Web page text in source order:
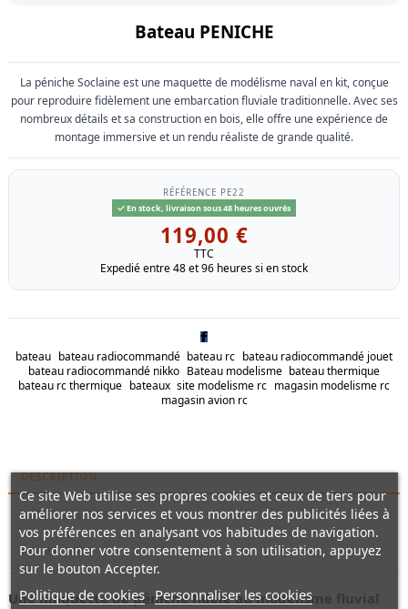
Bateau PENICHE
La péniche Soclaine est une maquette de modélisme naval en kit, conçue
pour reproduire fidèlement une embarcation fluviale traditionnelle. Avec ses
nombreux détails et sa construction en bois, elle offre une expérience de
montage immersive et un rendu réaliste de grande qualité.
RÉFÉRENCE PE22
En stock, livraison sous 48 heures ouvrés
119,00 €
TTC
Expedié entre 48 et 96 heures si en stock
bateau bateau radiocommandé bateau rc bateau radiocommandé jouet
bateau radiocommandé nikko Bateau modelisme bateau thermique
bateau rc thermique bateaux site modelisme rc magasin modelisme rc
magasin avion rc
DESCRIPTION
DÉTAILS DU PRODUIT
REVIEWS(0)
Une maquette de péniche fidèle au modélisme fluvial
Ce site Web utilise ses propres cookies et ceux de tiers pour
améliorer nos services et vous montrer des publicités liées à
vos préférences en analysant vos habitudes de navigation.
Pour donner votre consentement à son utilisation, appuyez
sur le bouton Accepter.
Politique de cookies Personnaliser les cookies